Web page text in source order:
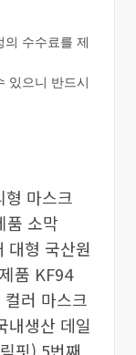
수수료를 제
있으니 반드시
형 마스크
품 소막
대형 국산원
품 KF94
러 마스크
내생산 데일